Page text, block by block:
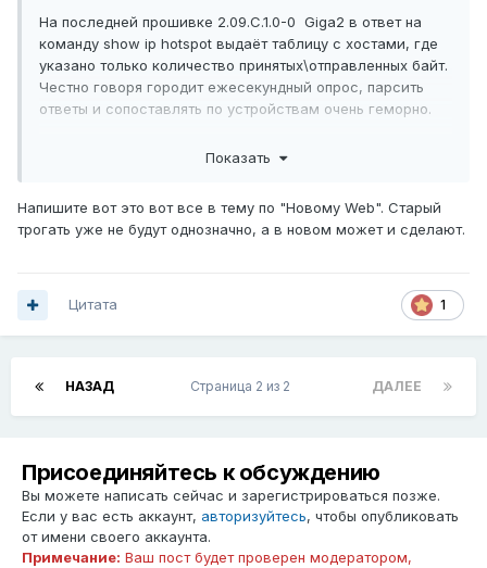
На последней прошивке 2.09.C.1.0-0 Giga2 в ответ на
команду show ip hotspot выдаёт таблицу с хостами, где
указано только количество принятых\отправленных байт.
Честно говоря городит ежесекундный опрос, парсить
ответы и сопоставлять по устройствам очень геморно.
Показать
Напишите вот это вот все в тему по "Новому Web". Старый
трогать уже не будут однозначно, а в новом может и сделают.
1
Цитата
НАЗАД ДАЛЕЕ
Страница 2 из 2
Присоединяйтесь к обсуждению
Вы можете написать сейчас и зарегистрироваться позже.
Если у вас есть аккаунт, авторизуйтесь, чтобы опубликовать
от имени своего аккаунта.
Примечание: Ваш пост будет проверен модератором,